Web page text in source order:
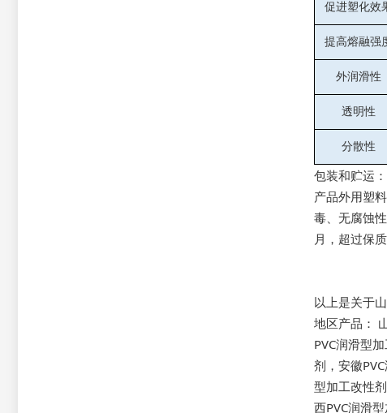
促进塑化效
提高熔融强
外润滑性
透明性
分散性
包装和贮运：
产品外用塑
毒、无腐蚀
月，超过保
以上是关于
地区产品：
PVC润滑型
剂 ， 安徽
型加工改性剂
西PVC润滑